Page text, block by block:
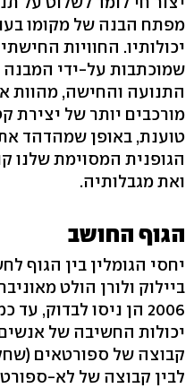
מפתח הבנה של מקומו
יכולותיו. החוויות
שמוכתבות על-ידי
התנועה והחישה, מהוות
מורכבים יותר של יצירת
טוענת, באופן שמהדהד
הגופנית המסוימת שלנו
ואת מגבלותיה.
הגוף החושב
יחסי הגומלין בין הגוף
ביילוק ולורן הולט
2006 הן ניסו לבדוק,
יכולות החשיבה של
קבוצה של ספורטאים
לבין קבוצה של לא-